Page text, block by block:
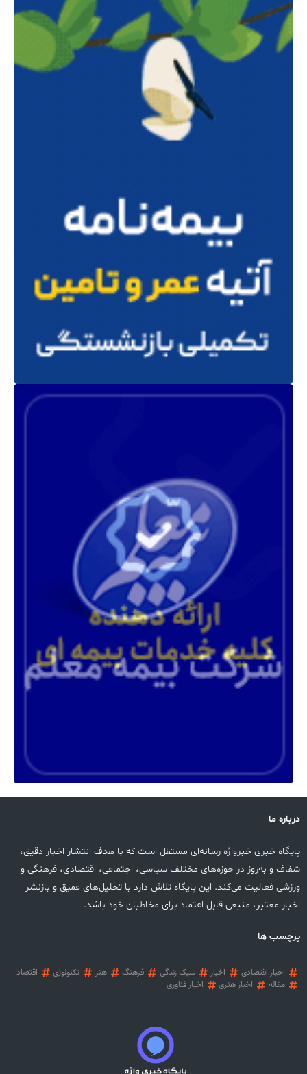
درباره ما
پایگاه خبری خبرواژه رسانه‌ای مستقل است که با هدف انتشار اخبار دقیق،
شفاف و به‌روز در حوزه‌های مختلف سیاسی، اجتماعی، اقتصادی، فرهنگی و
ورزشی فعالیت می‌کند. این پایگاه تلاش دارد با تحلیل‌های عمیق و بازنشر
اخبار معتبر، منبعی قابل اعتماد برای مخاطبان خود باشد.
پرچسب ها
اخبار اقتصادی اخبار سبک زندگی فرهنگ هنر تکنولوژی
اقتصاد
مقاله
اخبار هنری اخبار فناوری